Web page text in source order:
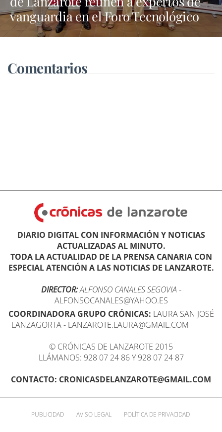
vanguardia en el Foro Tecnológico
“Tech Nexus”
Comentarios
DIARIO DIGITAL CON INFORMACIÓN Y NOTICIAS
ACTUALIZADAS AL MINUTO.
TODA LA ACTUALIDAD DE LA PRENSA CANARIA CON
ESPECIAL ATENCIÓN A LAS NOTICIAS DE LANZAROTE.
DIRECTOR:ALFONSO CANALES SEGOVIA -
ALFONSOCANALES@YAHOO.ES
COORDINADORA GRUPO CRÓNICAS: LAURA SAN JOSÉ
LANZAGORTA - LANZAROTE.LAURA@GMAIL.COM
© CRÓNICAS DE LANZAROTE 2015
LLÁMANOS: 928 07 24 86 Y 928 07 24 87
CONTACTO: CRONICASDELANZAROTE@GMAIL.COM
PUBLICIDAD AVISO LEGAL POLÍTICA DE PRIVACIDAD